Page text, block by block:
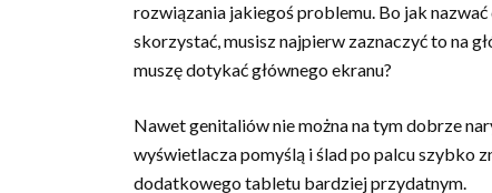
rozwiązania jakiegoś problemu. Bo jak
skorzystać, musisz najpierw zaznaczyć to na
muszę dotykać głównego ekranu?
Nawet genitaliów nie można na tym dobrze
wyświetlacza pomyślą i ślad po palcu szybko
dodatkowego tabletu bardziej przydatnym.